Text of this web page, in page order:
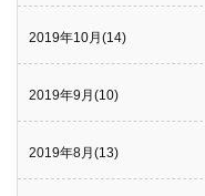
2019年10月(14)
2019年9月(10)
2019年8月(13)